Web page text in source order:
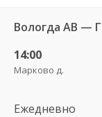
Вологда АВ —
14:00
Марково д.
Ежедневно